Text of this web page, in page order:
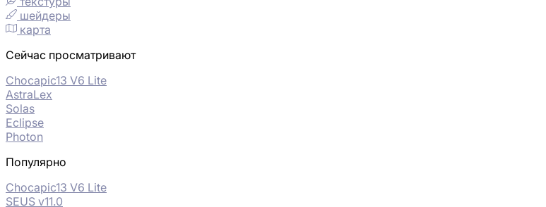
шейдеры
карта
Сейчас просматривают
Chocapic13 V6 Lite
AstraLex
Solas
Eclipse
Photon
Популярно
Chocapic13 V6 Lite
SEUS v11.0